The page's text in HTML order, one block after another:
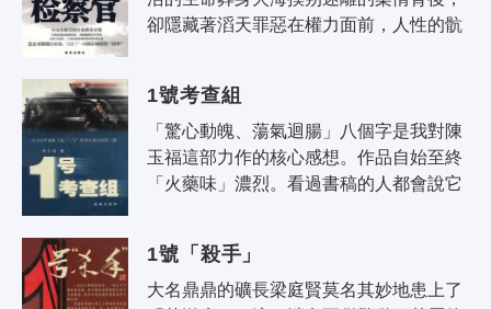
卻隱藏著滔天罪惡在權力面前，人性的骯
1號考查組
「驚心動魄、蕩氣迴腸」八個字是我對陳
玉福這部力作的核心感想。作品自始至終
「火藥味」濃烈。看過書稿的人都會說它
1號「殺手」
大名鼎鼎的礦長梁庭賢莫名其妙地患上了